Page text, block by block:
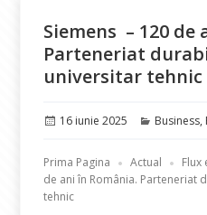
Siemens – 120 de
Parteneriat
universitar tehnic
Publicat
16 iunie 2025 Categorii
Business,
Prima Pagina Actual Flux
de ani în România. Parteneriat
tehnic